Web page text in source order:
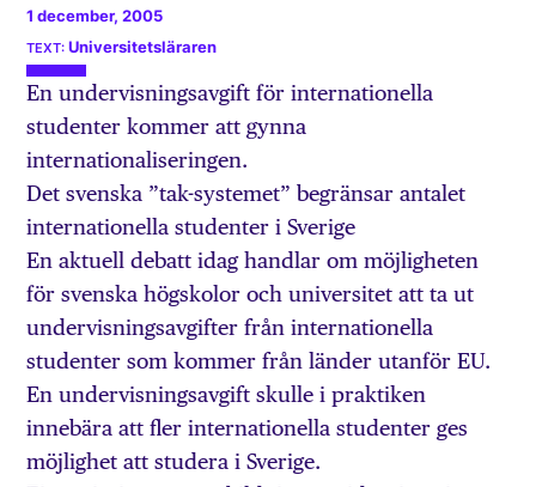
1 december, 2005
Universitetsläraren
En undervisningsavgift för internationella
studenter kommer att gynna
internationaliseringen.
Det svenska ”tak-systemet” begränsar antalet
internationella studenter i Sverige
En aktuell debatt idag handlar om möjligheten
för svenska högskolor och universitet att ta ut
undervisningsavgifter från internationella
studenter som kommer från länder utanför EU.
En undervisningsavgift skulle i praktiken
innebära att fler internationella studenter ges
möjlighet att studera i Sverige.